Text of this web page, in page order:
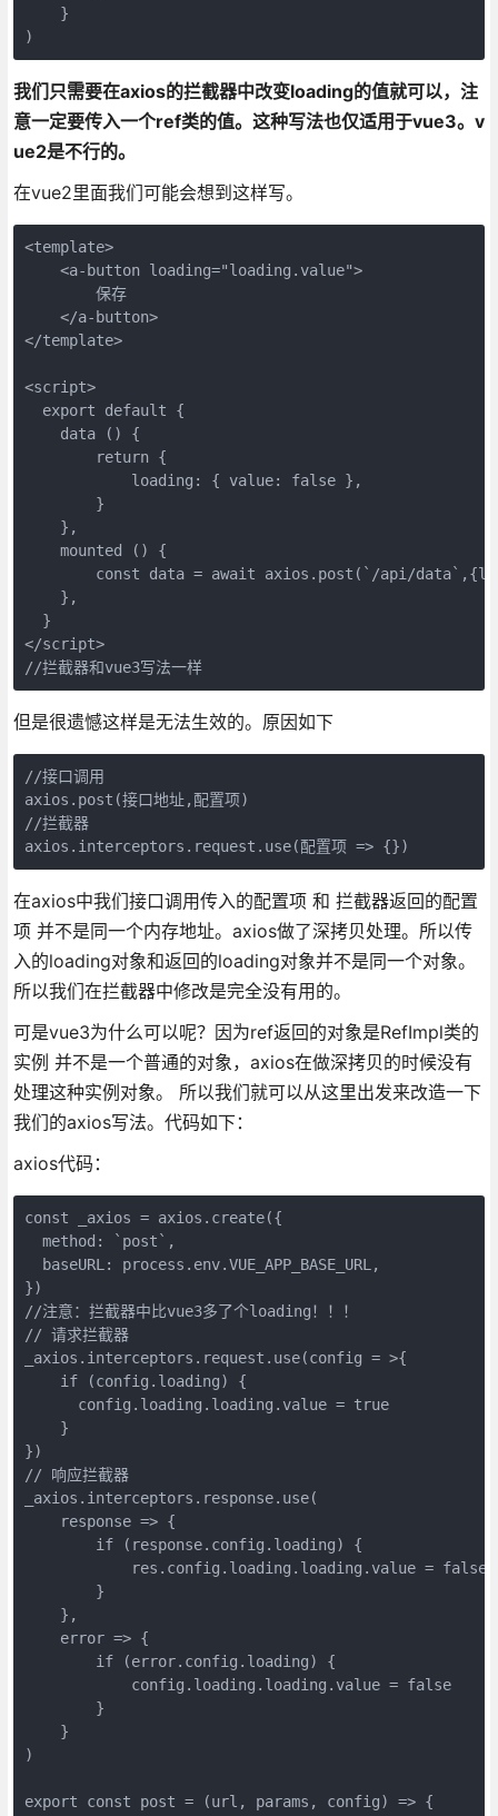
    }
我们只需要在axios的拦截器中改变loading的值就可以，注
意一定要传入一个ref类的值。这种写法也仅适用于vue3。v
ue2是不行的。
在vue2里面我们可能会想到这样写。
<template>
<a-button loading="loading.value">
保存
</a-button>
</template>
<script>
  export default {
data () {
return {
loading: { value: false },
}
},
mounted () {
const data = await axios.post(`/api/
},
  }
</script>
//拦截器和vue3写法一样
但是很遗憾这样是无法生效的。原因如下
//接口调用
axios.post(接口地址,配置项)
//拦截器
在axios中我们接口调用传入的配置项 和 拦截器返回的配置
项 并不是同一个内存地址。axios做了深拷贝处理。所以传
入的loading对象和返回的loading对象并不是同一个对象。
所以我们在拦截器中修改是完全没有用的。
可是vue3为什么可以呢？因为ref返回的对象是RefImpl类的
实例 并不是一个普通的对象，axios在做深拷贝的时候没有
处理这种实例对象。 所以我们就可以从这里出发来改造一下
我们的axios写法。代码如下：
axios代码：
const _axios = axios.create({
  method: `post`,
  baseURL: process.env.VUE_APP_BASE_URL,
})
//注意：拦截器中比vue3多了个loading！！！
// 请求拦截器
_axios.interceptors.request.use(config = >{
if (config.loading) {
config.loading.loading.value = true
}
})
// 响应拦截器
_axios.interceptors.response.use(
    response => {
if (response.config.loading) {
res.config.loading.loading.value = false
}
    },
    error => {
if (error.config.loading) {
config.loading.loading.value = false
}
    }
)
export const post = (url, params, config) => {